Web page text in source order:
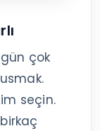
çok
seçin.